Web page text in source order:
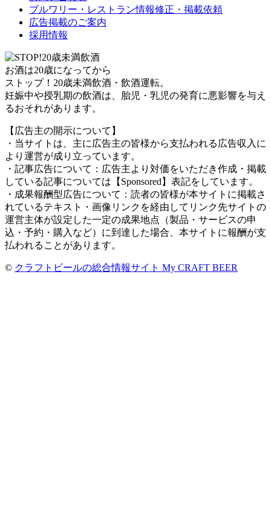
ブルワリー・レストラン情報修正・掲載依頼
広告掲載のご案内
採用情報
お酒は20歳になってから
ストップ！20歳未満飲酒・飲酒運転。
妊娠中や授乳期の飲酒は、胎児・乳児の発育に悪影響を与え
るおそれがあります。
【広告主の開示について】
・当サイトは、主に広告主の皆様から支払われる広告収入に
より運営が成り立っています。
・記事広告について：広告主より対価をいただき作成・掲載
している記事については【Sponsored】表記をしています。
・成果報酬型広告について：読者の皆様が本サイトに掲載さ
れているテキスト・画像リンクを経由してリンク先サイトの
運営主体が設定した一定の成果地点（製品・サービスの申
込・予約・購入など）に到達した場合、本サイトに報酬が支
払われることがあります。
© クラフトビールの総合情報サイト My CRAFT BEER